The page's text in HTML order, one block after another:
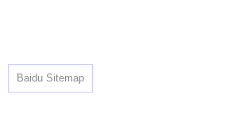
Baidu Sitemap